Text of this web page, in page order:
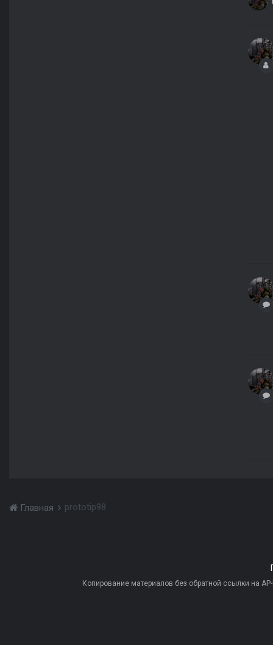
Главная prototip98
Копирование материалов без обратной ссылки на